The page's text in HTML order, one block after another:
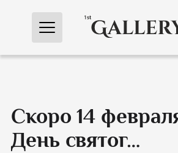
Скоро 14
День святог…